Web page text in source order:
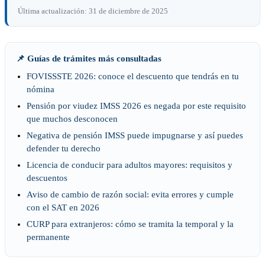
Última actualización: 31 de diciembre de 2025
📌 Guías de trámites más consultadas
FOVISSSTE 2026: conoce el descuento que tendrás en tu
nómina
Pensión por viudez IMSS 2026 es negada por este requisito
que muchos desconocen
Negativa de pensión IMSS puede impugnarse y así puedes
defender tu derecho
Licencia de conducir para adultos mayores: requisitos y
descuentos
Aviso de cambio de razón social: evita errores y cumple
con el SAT en 2026
CURP para extranjeros: cómo se tramita la temporal y la
permanente